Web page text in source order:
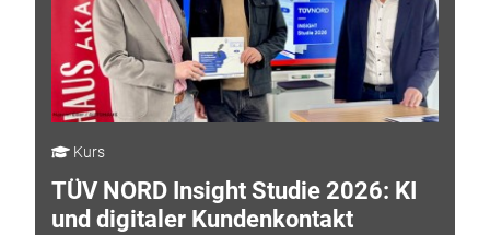
Kurs
TÜV NORD Insight Studie 2026: KI
und digitaler Kundenkontakt